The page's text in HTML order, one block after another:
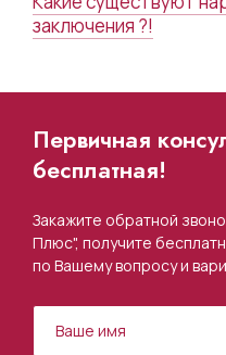
заключения ?!
Первичная
бесплатная!
Закажите обратной
Плюс", получите
по Вашему вопросу и